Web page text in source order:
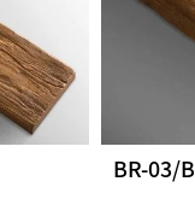
BR-03/B